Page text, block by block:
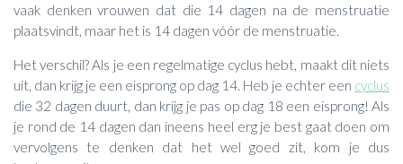
vaak denken vrouwen dat die 14 dagen na de menstruatie
plaatsvindt, maar het is 14 dagen vóór de menstruatie.
Het verschil? Als je een regelmatige cyclus hebt, maakt dit niets
uit, dan krijg je een eisprong op dag 14. Heb je echter een cyclus
die 32 dagen duurt, dan krijg je pas op dag 18 een eisprong! Als
je rond de 14 dagen dan ineens heel erg je best gaat doen om
vervolgens te denken dat het wel goed zit, kom je dus